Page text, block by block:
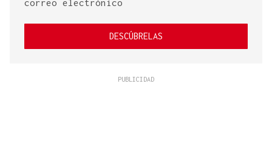
correo electrónico
DESCÚBRELAS